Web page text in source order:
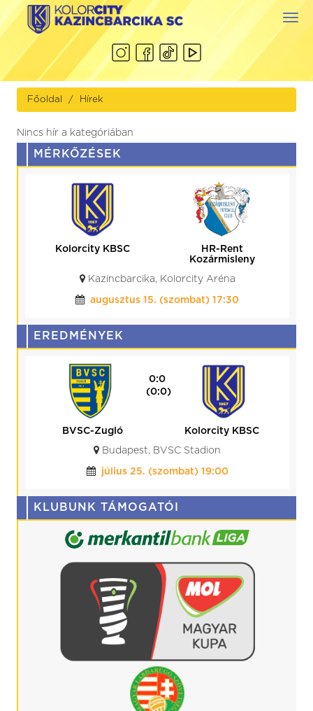
Főoldal Hírek
Nincs hír a kategóriában
MÉRKŐZÉSEK
Kolorcity KBSC
HR-Rent
Kozármisleny
Kazincbarcika, Kolorcity Aréna
augusztus 15. (szombat) 17:30
EREDMÉNYEK
0:0
(0:0)
BVSC-Zugló
Kolorcity KBSC
Budapest, BVSC Stadion
július 25. (szombat) 19:00
KLUBUNK TÁMOGATÓI